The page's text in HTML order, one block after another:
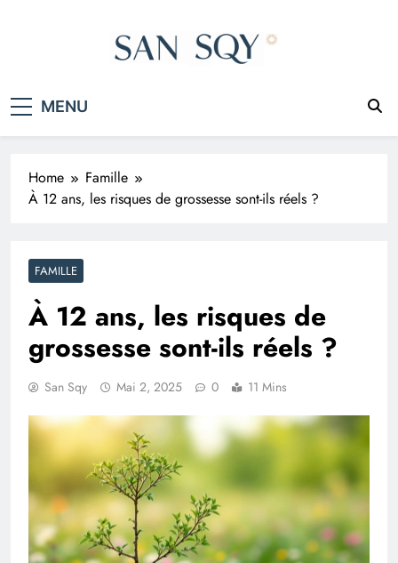
MENU
Home
Famille
À 12 ans, les risques de grossesse sont-ils réels ?
FAMILLE
À 12 ans, les risques de
grossesse sont-ils réels ?
San Sqy Mai 2, 2025 0 11 Mins